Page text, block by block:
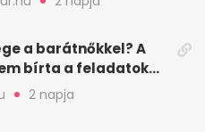
a barátnőkkel? A
bírta a feladatokat,
levegőt kér
2 napja